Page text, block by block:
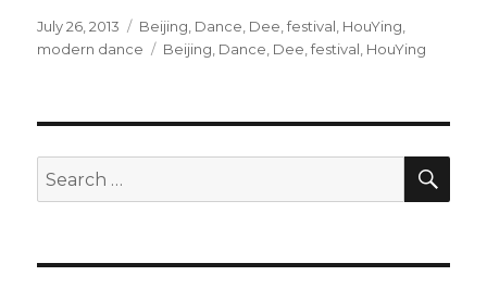
Posted
on
July 26, 2013 Categories
Beijing Dance Dee ,festival HouYing
modern dance
Tags
Beijing Dance Dee ,festival HouYing
Search
for: